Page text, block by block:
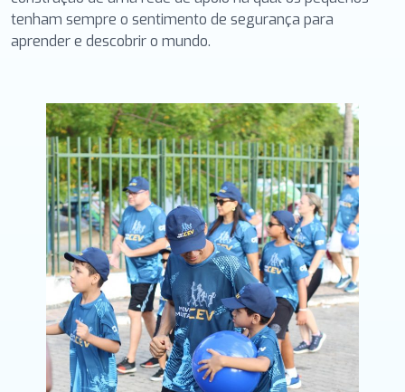
tenham sempre o sentimento de segurança para
aprender e descobrir o mundo.